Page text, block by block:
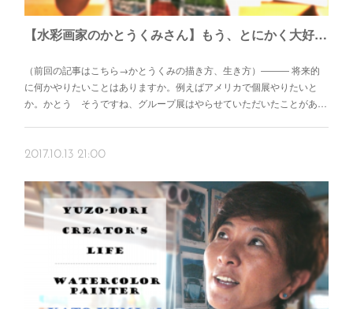
【水彩画家のかとうくみさん】もう、とにかく大好きなんです！
（前回の記事はこちら→かとうくみの描き方、生き方）――― 将来的
に何かやりたいことはありますか。例えばアメリカで個展やりたいと
か。かとう そうですね、グループ展はやらせていただいたことがあ…
2017.10.13 21:00